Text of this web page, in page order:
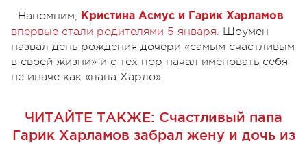
Напомним, Кристина Асмус и Гарик Харламов
впервые стали родителями 5 января. Шоумен
назвал день рождения дочери «самым счастливым
в своей жизни» и с тех пор начал именовать себя
не иначе как «папа Харло».
ЧИТАЙТЕ ТАКЖЕ: Счастливый папа
Гарик Харламов забрал жену и дочь из